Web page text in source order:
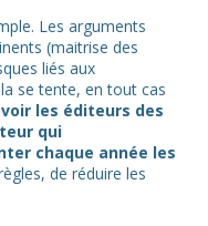
Les arguments
(maitrise des
liés aux
se tente, en tout cas
les éditeurs des
qui
chaque année les
de réduire les